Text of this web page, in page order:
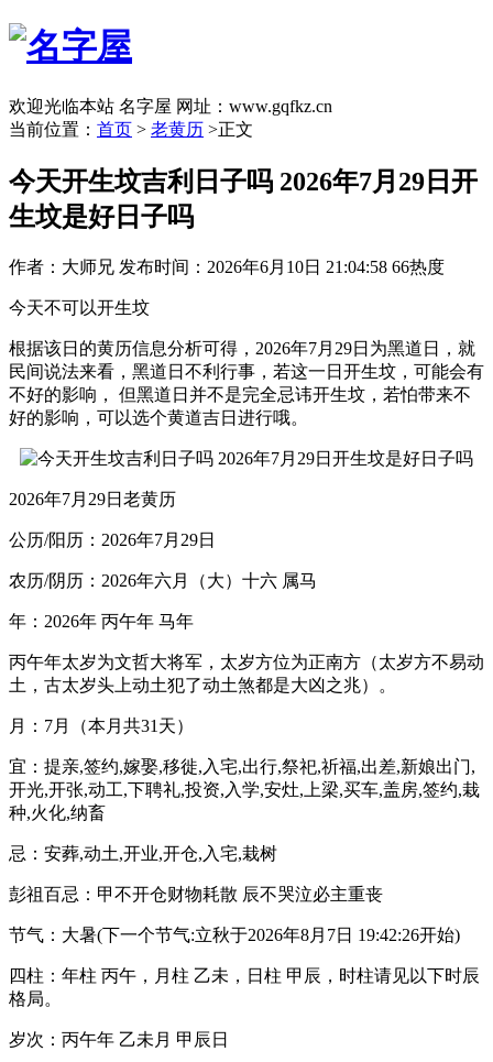
欢迎光临本站 名字屋 网址：www.gqfkz.cn
当前位置： 首页 > 老黄历 >正文
今天开生坟吉利日子吗 2026年7月29日开
生坟是好日子吗
作者：大师兄 发布时间：2026年6月10日 21:04:58 66热度
今天不可以开生坟
根据该日的黄历信息分析可得，2026年7月29日为黑道日，就
民间说法来看，黑道日不利行事，若这一日开生坟，可能会有
不好的影响， 但黑道日并不是完全忌讳开生坟，若怕带来不
好的影响，可以选个黄道吉日进行哦。
2026年7月29日老黄历
公历/阳历：2026年7月29日
农历/阴历：2026年六月（大）十六 属马
年：2026年 丙午年 马年
丙午年太岁为文哲大将军，太岁方位为正南方（太岁方不易动
土，古太岁头上动土犯了动土煞都是大凶之兆）。
月：7月（本月共31天）
宜：提亲,签约,嫁娶,移徙,入宅,出行,祭祀,祈福,出差,新娘出门,
开光,开张,动工,下聘礼,投资,入学,安灶,上梁,买车,盖房,签约,栽
种,火化,纳畜
忌：安葬,动土,开业,开仓,入宅,栽树
彭祖百忌：甲不开仓财物耗散 辰不哭泣必主重丧
节气：大暑(下一个节气:立秋于2026年8月7日 19:42:26开始)
四柱：年柱 丙午，月柱 乙未，日柱 甲辰，时柱请见以下时辰
格局。
岁次：丙午年 乙未月 甲辰日